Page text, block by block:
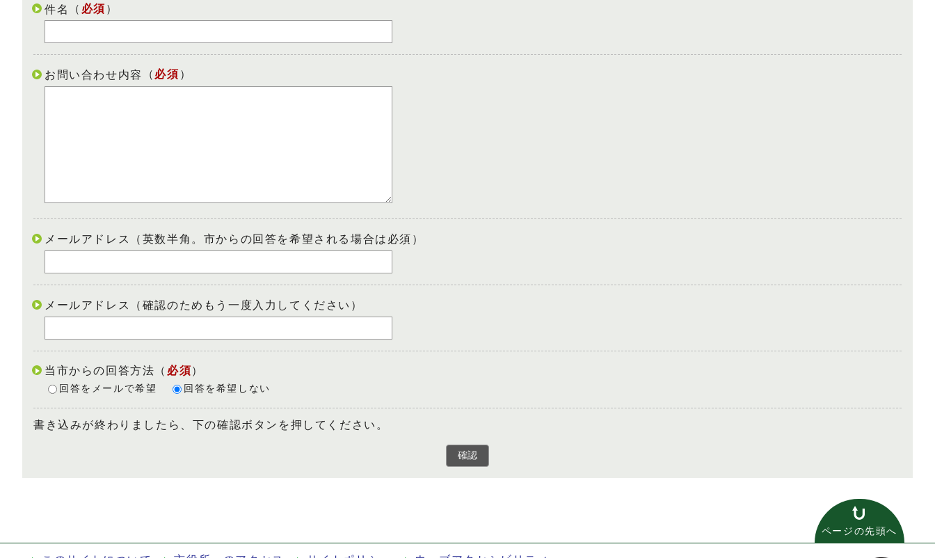
件名 （ 必須 ）
お問い合わせ内容 （ 必須 ）
メールアドレス（英数半角。市からの回答を希望される場合は必須）
メールアドレス（確認のためもう一度入力してください）
当市からの回答方法 （ 必須）
回答をメールで希望 回答を希望しない
書き込みが終わりましたら、下の確認ボタンを押してください。
確認
ページの先頭へ